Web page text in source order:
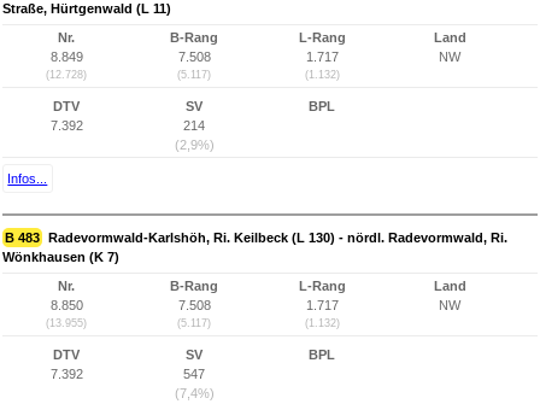
Straße, Hürtgenwald (L 11)
Nr.
8.849
(12.728)
B-Rang
7.508
(5.117)
L-Rang
1.717
(1.132)
Land
NW
DTV
7.392
SV
214
(2,9%)
BPL
Infos...
B 483 Radevormwald-Karlshöh, Ri. Keilbeck (L 130) - nördl. Radevormwald, Ri.
Wönkhausen (K 7)
Nr.
8.850
(13.955)
B-Rang
7.508
(5.117)
L-Rang
1.717
(1.132)
Land
NW
DTV
7.392
SV
547
(7,4%)
BPL